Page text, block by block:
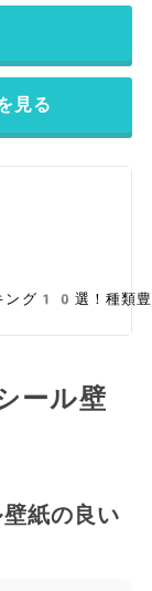
見る
ング10選！種類
ール壁
紙の良い